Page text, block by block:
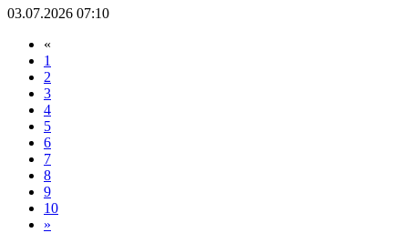
03.07.2026 07:10
«
1
2
3
4
5
6
7
8
9
10
»